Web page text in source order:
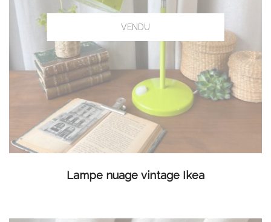
LIRE LA SUITE
Lampe nuage vintage Ikea